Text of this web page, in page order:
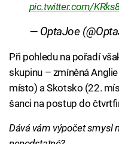
pic.twitter.com/
— OptaJoe
Při pohledu na pořadí
skupinu – zmíněná
místo) a Skotsko (22.
šanci na postup do
Dává vám výpočet smysl